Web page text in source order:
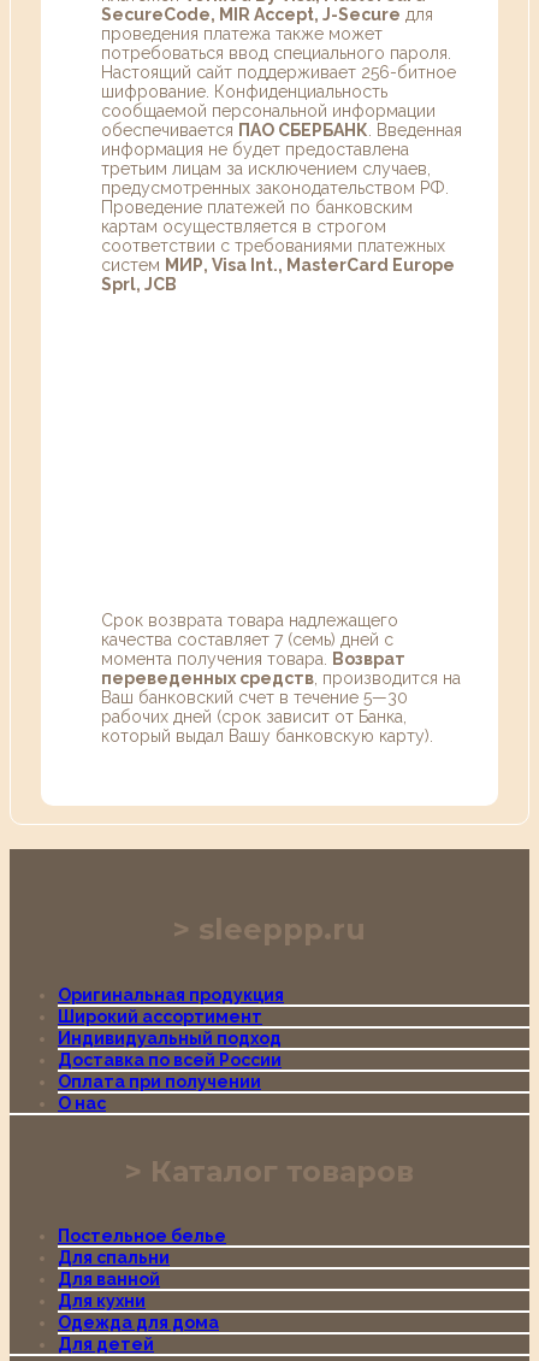
SecureCode, MIR Accept, J-Secure для
проведения платежа также может
потребоваться ввод специального пароля.
Настоящий сайт поддерживает 256-битное
шифрование. Конфиденциальность
сообщаемой персональной информации
обеспечивается ПАО СБЕРБАНК . Введенная
информация не будет предоставлена
третьим лицам за исключением случаев,
предусмотренных законодательством РФ.
Проведение платежей по банковским
картам осуществляется в строгом
соответствии с требованиями платежных
систем МИР, Visa Int., MasterCard Europe
Sprl, JCB
Срок возврата товара надлежащего
качества составляет 7 (семь) дней с
момента получения товара.
Возврат
переведенных средств , производится на
Ваш банковский счет в течение 5—30
рабочих дней (срок зависит от Банка,
который выдал Вашу банковскую карту).
sleeppp.ru
Оригинальная продукция
Широкий ассортимент
Индивидуальный подход
Доставка по всей России
Оплата при получении
О нас
Каталог товаров
Постельное белье
Для спальни
Для ванной
Для кухни
Одежда для дома
Для детей